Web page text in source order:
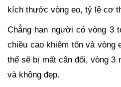
kích thước vòng eo, tỷ lệ cơ
Chẳng hạn người có vòng 3
chiều cao khiêm tốn và vòng
thể sẽ bị mất cân đối, vòng 3
và không đẹp.